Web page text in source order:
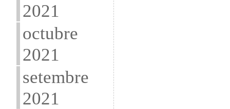
2021
octubre
2021
setembre
2021